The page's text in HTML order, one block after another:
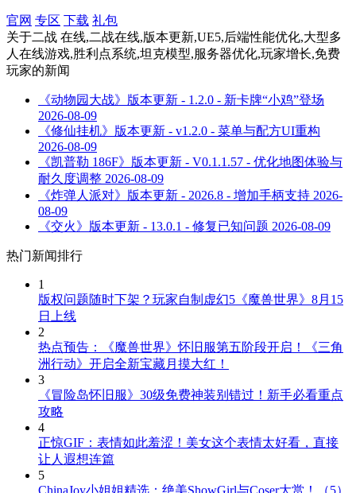
官网 专区 下载 礼包
关于二战 在线,二战在线,版本更新,UE5,后端性能优化,大型多
人在线游戏,胜利点系统,坦克模型,服务器优化,玩家增长,免费
玩家的新闻
《动物园大战》版本更新 - 1.2.0 - 新卡牌“小鸡”登场
2026-08-09
《修仙挂机》版本更新 - v1.2.0 - 菜单与配方UI重构
2026-08-09
《凯普勒 186F》版本更新 - V0.1.1.57 - 优化地图体验与
耐久度调整 2026-08-09
《炸弹人派对》版本更新 - 2026.8 - 增加手柄支持 2026-
08-09
《交火》版本更新 - 13.0.1 - 修复已知问题 2026-08-09
热门新闻排行
1
版权问题随时下架？玩家自制虚幻5《魔兽世界》8月15
日上线
2
热点预告：《魔兽世界》怀旧服第五阶段开启！《三角
洲行动》开启全新宝藏月摸大红！
3
《冒险岛怀旧服》30级免费神装别错过！新手必看重点
攻略
4
正惊GIF：表情如此羞涩！美女这个表情太好看，直接
让人遐想连篇
5
ChinaJoy小姐姐精选：绝美ShowGirl与Coser大赏！（5）